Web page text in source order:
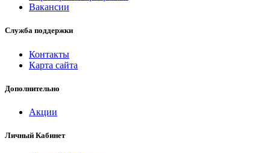
Вакансии
Служба поддержки
Контакты
Карта сайта
Дополнительно
Акции
Личный Кабинет